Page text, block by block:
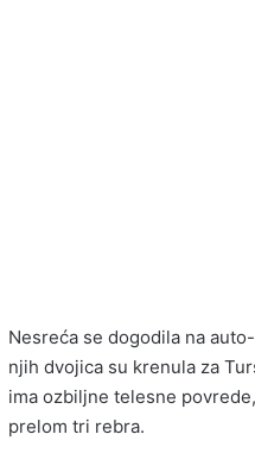
Nesreća se dogodila na
njih dvojica su krenula za
ima ozbiljne telesne
prelom tri rebra.